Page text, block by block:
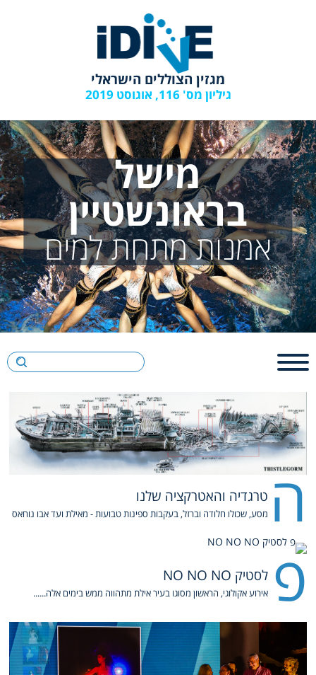
מגזין הצוללים הישראלי
גיליון מס' 116, אוגוסט 2019
מישל
בראונשטיין
אמנות מתחת למים
ה טרגדיה והאטרקציה שלנו
מסע, שכולו חלודה וברזל, בעקבות ספינות טבועות - מאילת ועד אבו נוחאס
פ לסטיק NO NO NO
אירוע אקולוגי, הראשון מסוגו בעיר אילת מתהווה ממש בימים אלה......